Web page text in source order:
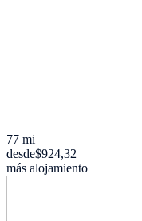
77 mi
desde$924,32
más alojamiento